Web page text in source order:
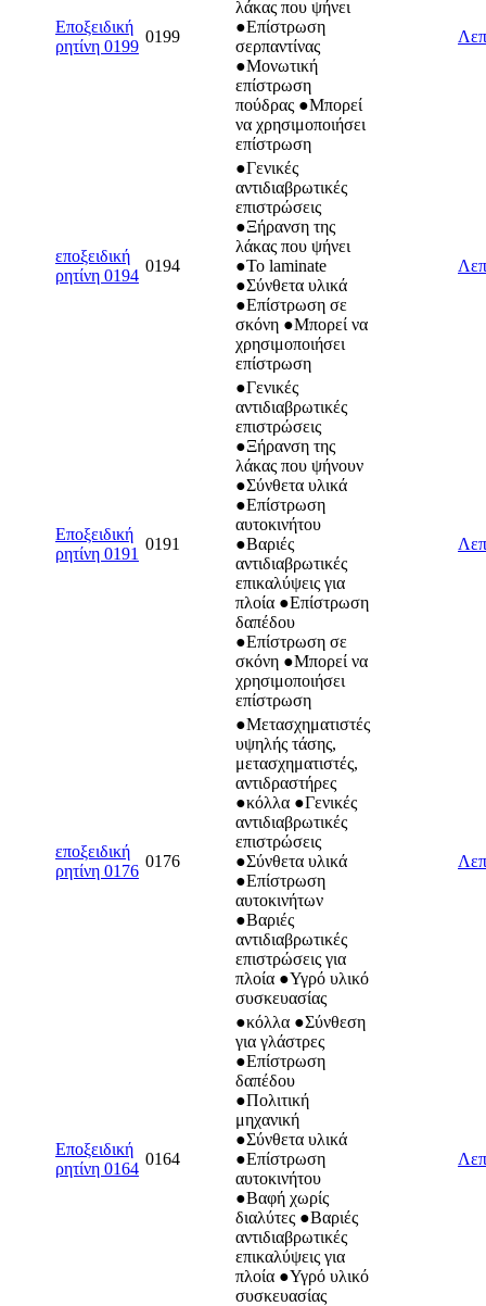
Εποξειδική
ρητίνη 0199
0199
λάκας που ψήνει
●Επίστρωση
σερπαντίνας
●Μονωτική
επίστρωση
πούδρας ●Μπορεί
να χρησιμοποιήσει
επίστρωση
εποξειδική
ρητίνη 0194
0194
●Γενικές
αντιδιαβρωτικές
επιστρώσεις
●Ξήρανση της
λάκας που ψήνει
●Το laminate
●Σύνθετα υλικά
●Επίστρωση σε
σκόνη ●Μπορεί να
χρησιμοποιήσει
επίστρωση
Εποξειδική
ρητίνη 0191
0191
●Γενικές
αντιδιαβρωτικές
επιστρώσεις
●Ξήρανση της
λάκας που ψήνουν
●Σύνθετα υλικά
●Επίστρωση
αυτοκινήτου
●Βαριές
αντιδιαβρωτικές
επικαλύψεις για
πλοία ●Επίστρωση
δαπέδου
●Επίστρωση σε
σκόνη ●Μπορεί να
χρησιμοποιήσει
επίστρωση
εποξειδική
ρητίνη 0176
0176
●Μετασχηματιστές
υψηλής τάσης,
μετασχηματιστές,
αντιδραστήρες
●κόλλα ●Γενικές
αντιδιαβρωτικές
επιστρώσεις
●Σύνθετα υλικά
●Επίστρωση
αυτοκινήτων
●Βαριές
αντιδιαβρωτικές
επιστρώσεις για
πλοία ●Υγρό υλικό
συσκευασίας
Εποξειδική
ρητίνη 0164
0164
●κόλλα ●Σύνθεση
για γλάστρες
●Επίστρωση
δαπέδου
●Πολιτική
μηχανική
●Σύνθετα υλικά
●Επίστρωση
αυτοκινήτου
●Βαφή χωρίς
διαλύτες ●Βαριές
αντιδιαβρωτικές
επικαλύψεις για
πλοία ●Υγρό υλικό
συσκευασίας